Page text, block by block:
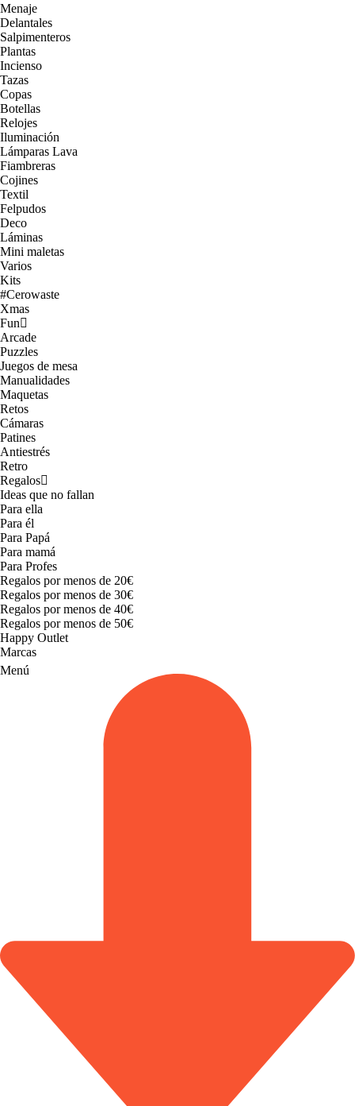
Menaje
Delantales
Salpimenteros
Plantas
Incienso
Tazas
Copas
Botellas
Relojes
Iluminación
Lámparas Lava
Fiambreras
Cojines
Textil
Felpudos
Deco
Láminas
Mini maletas
Varios
Kits
#Cerowaste
Xmas
Fun
Arcade
Puzzles
Juegos de mesa
Manualidades
Maquetas
Retos
Cámaras
Patines
Antiestrés
Retro
Regalos
Ideas que no fallan
Para ella
Para él
Para Papá
Para mamá
Para Profes
Regalos por menos de 20€
Regalos por menos de 30€
Regalos por menos de 40€
Regalos por menos de 50€
Happy Outlet
Marcas